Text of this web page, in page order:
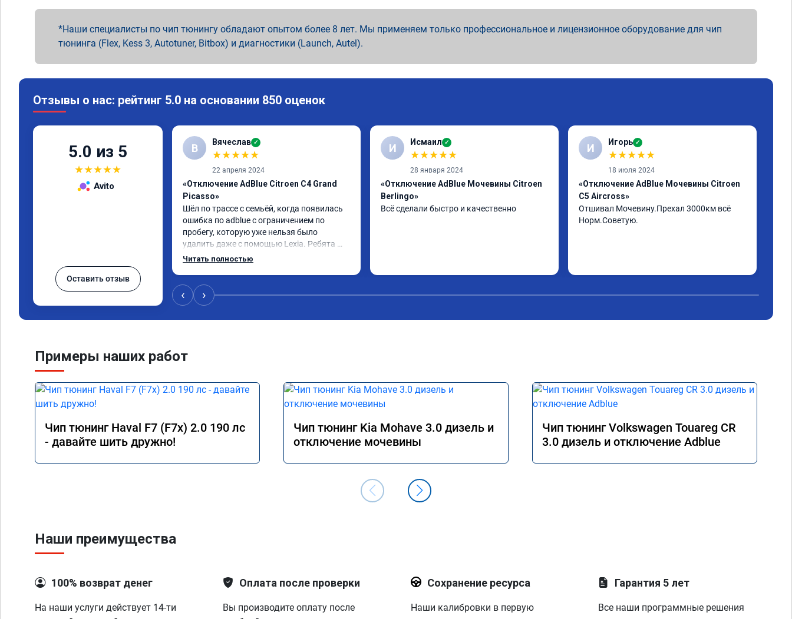
Наши специалисты по чип тюнингу обладают опытом более 8 лет. Мы применяем только профессиональное и лицензионное оборудование для чип
тюнинга (Flex, Kess 3, Autotuner, Bitbox) и диагностики (Launch, Autel).
Отзывы о нас: рейтинг 5.0 на основании 850 оценок
5.0 из 5
★★★★★
Avito
Оставить отзыв
В Вячеслав ✓
★★★★★
22 апреля 2024
«Отключение AdBlue Citroen C4 Grand
Picasso»
Шёл по трассе с семьёй, когда появилась
ошибка по adblue с ограничением по
пробегу, которую уже нельзя было
удалить даже с помощью Lexia. Ребята
пошли навстречу, оперативно приняли и
Читать полностью
И Исмаил ✓
★★★★★
28 января 2024
«Отключение AdBlue Мочевины Citroen
Berlingo»
Всё сделали быстро и качественно
И Игорь ✓
★★★★★
18 июля 2024
«Отключение AdBlue Мочевины Citroen
C5 Aircross»
Отшивал Мочевину.Прехал 3000км всё
Норм.Советую.
‹ ›
Примеры наших работ
Чип тюнинг Haval F7 (F7x) 2.0 190 лс
- давайте шить дружно!
Чип тюнинг Kia Mohave 3.0 дизель и
отключение мочевины
Чип тюнинг Volkswagen Touareg CR
3.0 дизель и отключение Adblue
Наши преимущества
100% возврат денег
На наши услуги действует 14-ти
Оплата после проверки
Вы производите оплату после
Сохранение ресурса
Наши калибровки в первую
Гарантия 5 лет
Все наши программные решения